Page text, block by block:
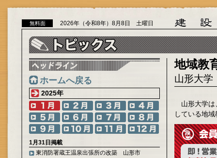
無料面 2026年（令和8年）8月8日 土曜日
ホームへ戻る
2025年
1月31日掲載
東消防署蔵王温泉出張所の改築 山形市
地域教
山形大学
山形大学は
している地